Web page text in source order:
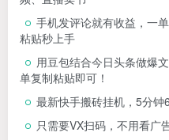
手机发评论就有收益，一
粘贴秒上手
用豆包结合今日头条做爆
单复制粘贴即可！
最新快手搬砖挂机，5分
只需要VX扫码，不用看广